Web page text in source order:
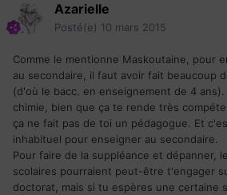
Azarielle
Posté(e) 10 mars 2015
Comme le mentionne Maskoutaine, pour
au secondaire, il faut avoir fait beaucoup
(d'où le bacc. en enseignement de 4
chimie, bien que ça te rende très
ça ne fait pas de toi un pédagogue. Et
inhabituel pour enseigner au secondaire.
Pour faire de la suppléance et dépanner,
scolaires pourraient peut-être t'engager
doctorat, mais si tu espères une certaine